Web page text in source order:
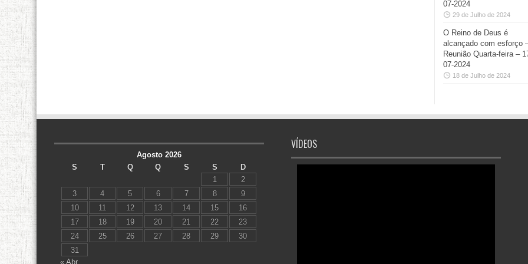
07-2024
29 de Julho de 2024
O Reino de Deus é
alcançado com esforço
Reunião Quarta-feira –
07-2024
18 de Julho de 2024
Agosto 2026
S
T Q Q S S
D
1
2
3
4 5 6 7 8
9
10
11 12 13 14 15
16
17
18 19 20 21 22
23
24
25 26 27 28 29
30
31
« Abr
VÍDEOS